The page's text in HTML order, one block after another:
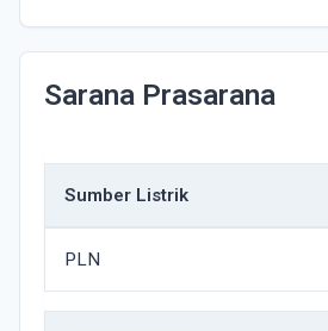
Sarana Prasarana
Sumber Listrik
PLN